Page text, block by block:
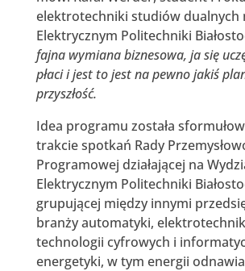
elektrotechniki studiów dualnych
Elektrycznym Politechniki
fajna wymiana biznesowa, ja się
płaci i jest to jest na pewno jakiś
przyszłość.
Idea programu została
trakcie spotkań Rady
Programowej działającej na
Elektrycznym Politechniki
grupującej między innymi
branży automatyki,
technologii cyfrowych i
energetyki, w tym energii